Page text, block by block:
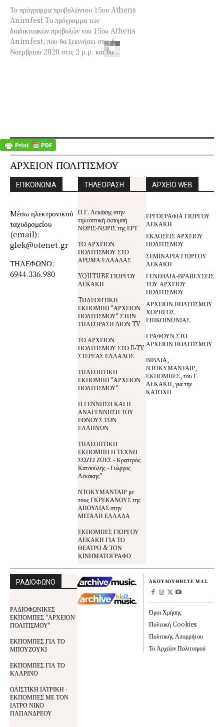
Το πρόγραμμα προβολώντου 15ου Athens
Animfest Tο πρόγραμμα των
διαδικτυακών προβολών του 15ου Athens
Animfest, που θα ξεκινήσει στις 6
Νοεμβρίου 2020 στις 2 μ.μ. και θα...
ΑΡΧΕΙΟΝ ΠΟΛΙΤΙΣΜΟΥ
ΕΠΙΚΟΙΝΩΝΙΑ
Mέσω ηλεκτρονικού
ταχυδρομείου
(email):
glek@otenet.gr
ΤΗΛΕΦΩΝΟ:
6944.336.980
ΤΗΛΕΟΡΑΣΗ
Ο Γ. Λεκάκης στην
τηλεοπτική εκπομπή
ΝΩΡΙΣ-ΝΩΡΙΣ της ΕΡΤ
ΤΟ ΑΡΧΕΙΟΝ
ΠΟΛΙΤΙΣΜΟΥ ΣΤΟ
ΑΡΩΜΑ ΕΛΛΑΔΑΣ
YOUTUBE ΓΙΩΡΓΟΥ
ΛΕΚΑΚΗ
TΗΛΕΟΠΤΙΚΗ
ΕΚΠΟΜΠΗ "ΑΡΧΕΙΟΝ
ΠΟΛΙΤΙΣΜΟΥ" ΣΤΗΝ
ΤΗΛΕΌΡΑΣΗ ΔΙΟΝ TV
ΤΟ ΑΡΧΕΙΟΝ
ΠΟΛΙΤΙΣΜΟΥ ΣΤΟ E-TV
ΣΤΕΡΕΑΣ ΕΛΛΑΔΟΣ
ΤΗΛΕΟΠΤΙΚΗ
ΕΚΠΟΜΠΗ "ΑΡΧΕΙΟΝ
ΠΟΛΙΤΙΣΜΟΥ"
Η ΓΕΝΝΗΣΗ ΚΑΙ Η
ΑΝΑΓΕΝΝΗΣΗ ΤΟΥ
ΕΘΝΟΥΣ ΤΩΝ
ΕΛΛΗΝΩΝ
ΤΗΛΕΟΠΤΙΚΗ
ΕΚΠΟΜΠΗ Η ΤΕΧΝΗ
ΣΩΖΕΙ ΖΩΕΣ - Κρατερός
Κατσούλης - Γιώργος
Λεκάκης"
ΝΤΟΚΥΜΑΝΤΑΙΡ με
τους ΓΚΡΕΚΑΝΟΥΣ της
ΑΠΟΥΛΙΑΣ στην
ΜΕΓΑΛΗ ΕΛΛΑΔΑ
ΕΚΠΟΜΠΕΣ ΓΙΩΡΓΟΥ
ΛΕΚΑΚΗ ΓΙΑ ΤΟ
ΘΕΑΤΡΟ & ΤΟΝ
ΚΙΝΗΜΑΤΟΓΡΑΦΟ
ΑΡΧΕΙΟ WEB
ΕΡΓΟΓΡΑΦΙΑ ΓΙΩΡΓΟΥ
ΛΕΚΑΚΗ
ΕΚΔΟΣΕΙΣ ΑΡΧΕΙΟΥ
ΠΟΛΙΤΙΣΜΟΥ
ΣΕΜΙΝΑΡΙΑ ΓΙΩΡΓΟΥ
ΛΕΚΑΚΗ
ΓΕΝΕΘΛΙΑ-ΒΡΑΒΕΥΣΕΙΣ
ΤΟΥ ΑΡΧΕΙΟΥ
ΠΟΛΙΤΙΣΜΟΥ
ΑΡΧΕΙΟΝ ΠΟΛΙΤΙΣΜΟΥ
ΧΟΡΗΓΟΣ
ΕΠΙΚΟΙΝΩΝΙΑΣ
ΓΡΑΦΟΥΝ ΣΤΟ
ΑΡΧΕΙΟΝ ΠΟΛΙΤΙΣΜΟΥ
ΒΙΒΛΙΑ,
ΝΤΟΚΥΜΑΝΤΑΙΡ,
ΕΚΠΟΜΠΕΣ, του Γ.
ΛΕΚΑΚΗ, για την
ΚΑΤΟΧΗ
ΡΑΔΙΟΦΩΝΟ
ΡΑΔΙΟΦΩΝΙΚΕΣ
ΕΚΠΟΜΠΕΣ "ΑΡΧΕΙΟΝ
ΠΟΛΙΤΙΣΜΟΥ"
ΕΚΠΟΜΠΕΣ ΓΙΑ ΤΟ
ΜΠΟΥΖΟΥΚΙ
ΕΚΠΟΜΠΕΣ ΓΙΑ ΤΟ
ΚΛΑΡΙΝΟ
ΟΛΙΣΤΙΚΗ ΙΑΤΡΙΚΗ -
ΕΚΠΟΜΠΕΣ ΜΕ ΤΟΝ
ΙΑΤΡΟ ΝΙΚΟ
ΠΑΠΑΝΔΡΕΟΥ
ΑΚΟΥΛΟΥΘΗΣΤΕ ΜΑΣ
Όροι Χρήσης
Πολιτική Cookies
Πολιτικής Απορρήτου
Το Αρχείον Πολιτισμού